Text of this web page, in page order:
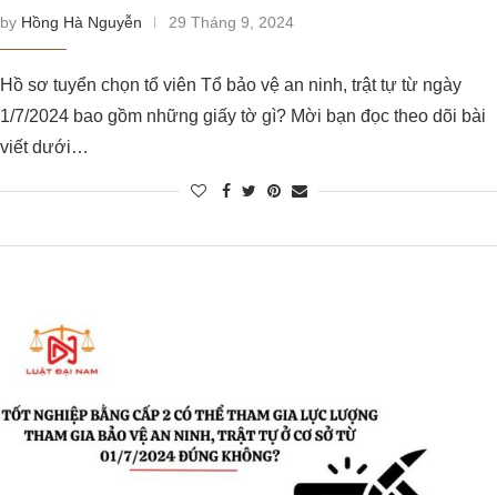
by Hồng Hà Nguyễn 29 Tháng 9, 2024
Hồ sơ tuyển chọn tổ viên Tổ bảo vệ an ninh, trật tự từ ngày
1/7/2024 bao gồm những giấy tờ gì? Mời bạn đọc theo dõi bài
viết dưới…